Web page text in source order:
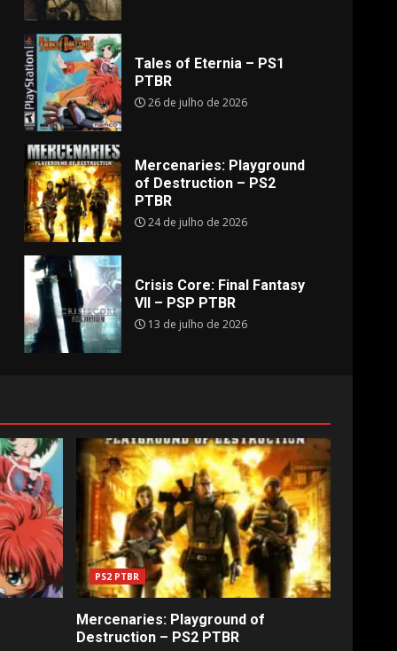
Tales of Eternia – PS1
PTBR
26 de julho de 2026
Mercenaries: Playground
of Destruction – PS2
PTBR
24 de julho de 2026
Crisis Core: Final Fantasy
VII – PSP PTBR
13 de julho de 2026
PS2 PTBR
Mercenaries: Playground of
Destruction – PS2 PTBR